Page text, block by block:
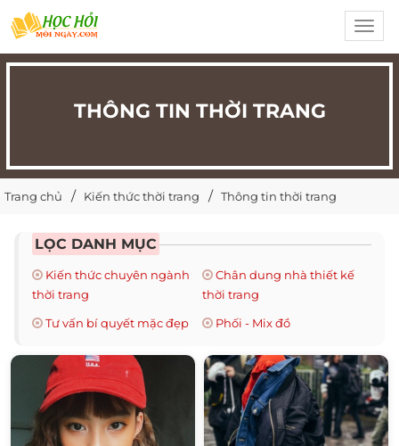
THÔNG TIN THỜI TRANG
Trang chủ Kiến thức thời trang Thông tin thời trang
LỌC DANH MỤC
Kiến thức chuyên ngành
thời trang
Chân dung nhà thiết kế
thời trang
Tư vấn bí quyết mặc đẹp
Phối - Mix đồ